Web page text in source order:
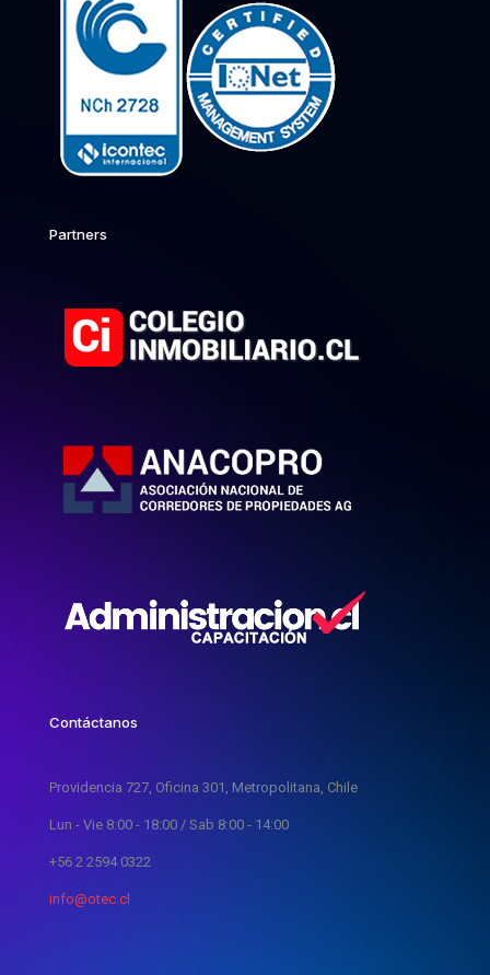
Partners
Contáctanos
Providencia 727, Oficina 301, Metropolitana, Chile
Lun - Vie 8:00 - 18:00 / Sab 8:00 - 14:00
+56 2 2594 0322
info@otec.cl